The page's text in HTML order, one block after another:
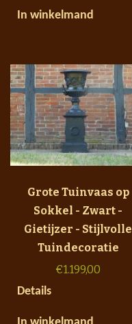
In winkelmand
Grote Tuinvaas op
Sokkel - Zwart -
Gietijzer - Stijlvolle
Tuindecoratie
€1.199,00
Details